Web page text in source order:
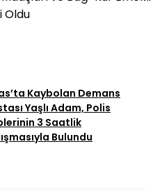
Oldu
Kaybolan Demans
Yaşlı Adam, Polis
3 Saatlik
Bulundu